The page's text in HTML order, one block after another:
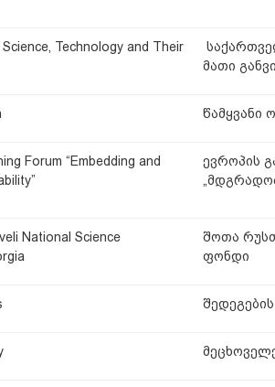
Technology and Their
მათი
წამყვანი
Forum “Embedding and
ევროპის
National Science
შოთა
ფონდი